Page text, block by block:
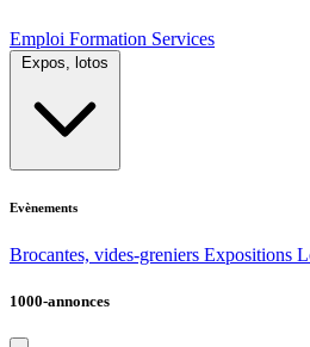
Emploi Formation Services
Expos, lotos
Evènements
Brocantes, vides-greniers Expositions
1000-annonces